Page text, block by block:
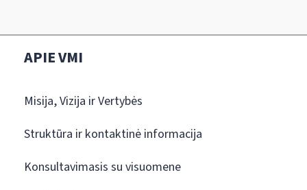
APIE VMI
Misija, Vizija ir Vertybės
Struktūra ir kontaktinė informacija
Konsultavimasis su visuomene